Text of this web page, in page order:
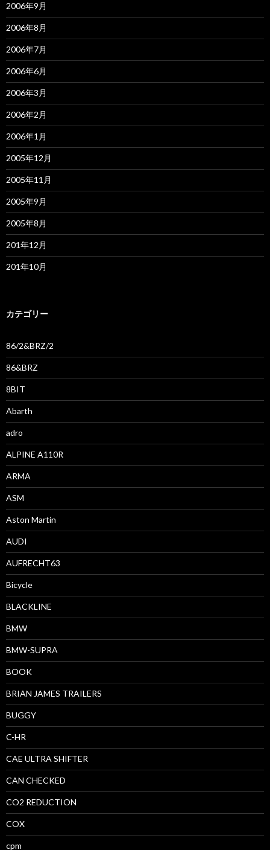
2006年9月
2006年8月
2006年7月
2006年6月
2006年3月
2006年2月
2006年1月
2005年12月
2005年11月
2005年9月
2005年8月
201年12月
201年10月
カテゴリー
86/2&BRZ/2
86&BRZ
8BIT
Abarth
adro
ALPINE A110R
ARMA
ASM
Aston Martin
AUDI
AUFRECHT63
Bicycle
BLACKLINE
BMW
BMW-SUPRA
BOOK
BRIAN JAMES TRAILERS
BUGGY
C-HR
CAE ULTRA SHIFTER
CAN CHECKED
CO2 REDUCTION
COX
cpm